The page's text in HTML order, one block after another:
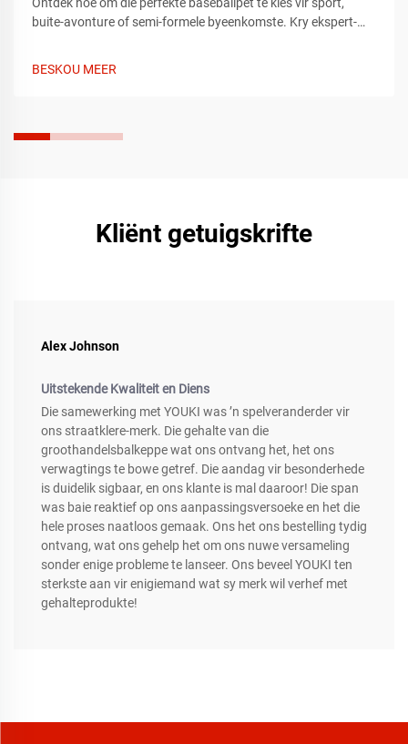
buite-avonture of semi-formele byeenkomste. Kry ekspert-
BESKOU MEER
Kliënt getuigskrifte
Alex Johnson
Uitstekende Kwaliteit en Diens
Die samewerking met YOUKI was ’n spelveranderder vir
ons straatklere-merk. Die gehalte van die
groothandelsbalkeppe wat ons ontvang het, het ons
verwagtings te bowe getref. Die aandag vir besonderhede
is duidelik sigbaar, en ons klante is mal daaroor! Die span
was baie reaktief op ons aanpassingsversoeke en het die
hele proses naatloos gemaak. Ons het ons bestelling tydig
ontvang, wat ons gehelp het om ons nuwe versameling
sonder enige probleme te lanseer. Ons beveel YOUKI ten
sterkste aan vir enigiemand wat sy merk wil verhef met
gehalteprodukte!